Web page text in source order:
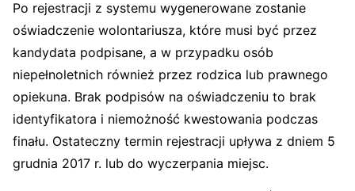
Po rejestracji z systemu wygenerowane zostanie
oświadczenie wolontariusza, które musi być przez
kandydata podpisane, a w przypadku osób
niepełnoletnich również przez rodzica lub prawnego
opiekuna. Brak podpisów na oświadczeniu to brak
identyfikatora i niemożność kwestowania podczas
finału. Ostateczny termin rejestracji upływa z dniem 5
grudnia 2017 r. lub do wyczerpania miejsc.